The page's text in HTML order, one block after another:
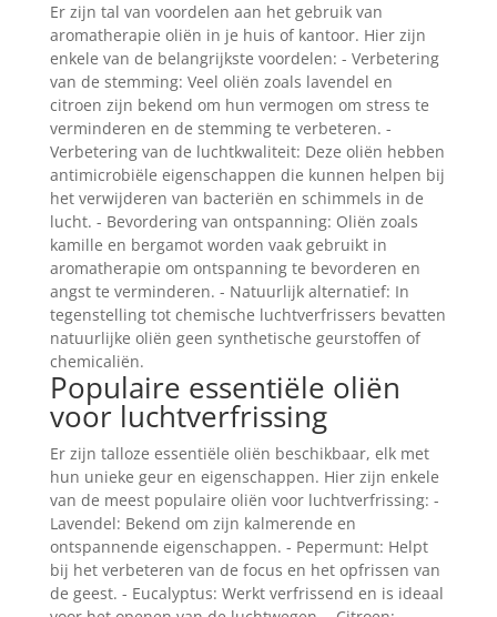
Er zijn tal van voordelen aan het gebruik van
aromatherapie oliën in je huis of kantoor. Hier zijn
enkele van de belangrijkste voordelen: - Verbetering
van de stemming: Veel oliën zoals lavendel en
citroen zijn bekend om hun vermogen om stress te
verminderen en de stemming te verbeteren. -
Verbetering van de luchtkwaliteit: Deze oliën hebben
antimicrobiële eigenschappen die kunnen helpen bij
het verwijderen van bacteriën en schimmels in de
lucht. - Bevordering van ontspanning: Oliën zoals
kamille en bergamot worden vaak gebruikt in
aromatherapie om ontspanning te bevorderen en
angst te verminderen. - Natuurlijk alternatief: In
tegenstelling tot chemische luchtverfrissers bevatten
natuurlijke oliën geen synthetische geurstoffen of
chemicaliën.
Populaire essentiële oliën
voor luchtverfrissing
Er zijn talloze essentiële oliën beschikbaar, elk met
hun unieke geur en eigenschappen. Hier zijn enkele
van de meest populaire oliën voor luchtverfrissing: -
Lavendel: Bekend om zijn kalmerende en
ontspannende eigenschappen. - Pepermunt: Helpt
bij het verbeteren van de focus en het opfrissen van
de geest. - Eucalyptus: Werkt verfrissend en is ideaal